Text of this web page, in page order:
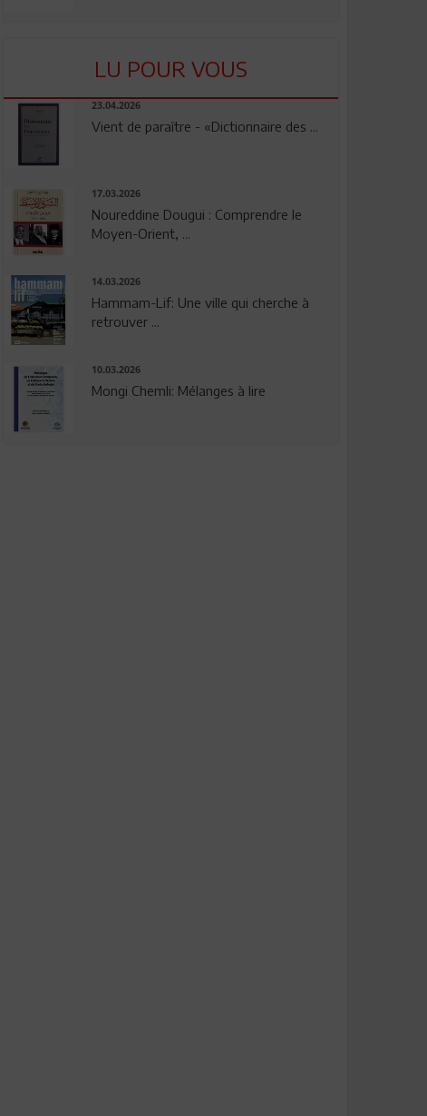
LU POUR VOUS
23.04.2026
Vient de paraître - «Dictionnaire des ...
17.03.2026
Noureddine Dougui : Comprendre le
Moyen-Orient, ...
14.03.2026
Hammam-Lif: Une ville qui cherche à
retrouver ...
10.03.2026
Mongi Chemli: Mélanges à lire